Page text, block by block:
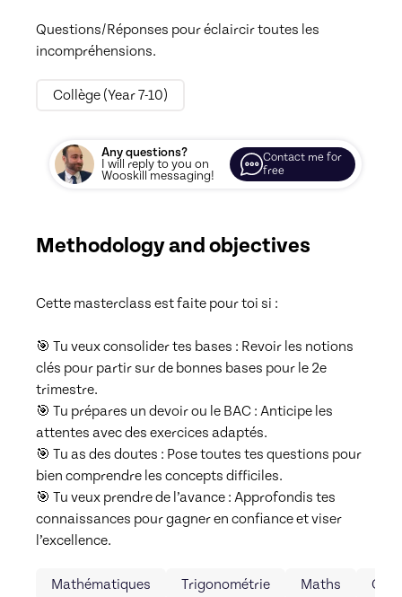
Questions/Réponses pour éclaircir toutes les
incompréhensions.
Collège (Year 7-10)
Any questions?
I will reply to you on
Wooskill messaging!
Contact me for
free
Methodology and objectives
Cette masterclass est faite pour toi si :
🎯 Tu veux consolider tes bases : Revoir les notions
clés pour partir sur de bonnes bases pour le 2e
trimestre.
🎯 Tu prépares un devoir ou le BAC : Anticipe les
attentes avec des exercices adaptés.
🎯 Tu as des doutes : Pose toutes tes questions pour
bien comprendre les concepts difficiles.
🎯 Tu veux prendre de l’avance : Approfondis tes
connaissances pour gagner en confiance et viser
l’excellence.
Mathématiques Trigonométrie Maths